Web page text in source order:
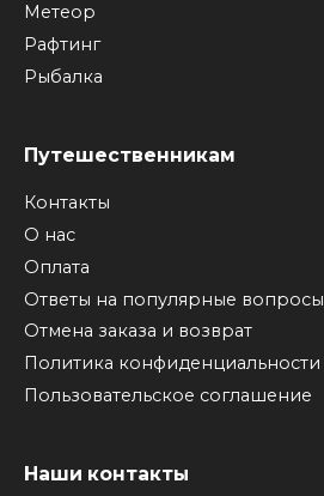
Метеор
Рафтинг
Рыбалка
Путешественникам
Контакты
О нас
Оплата
Ответы на популярные вопросы
Отмена заказа и возврат
Политика конфиденциальности
Пользовательское соглашение
Наши контакты